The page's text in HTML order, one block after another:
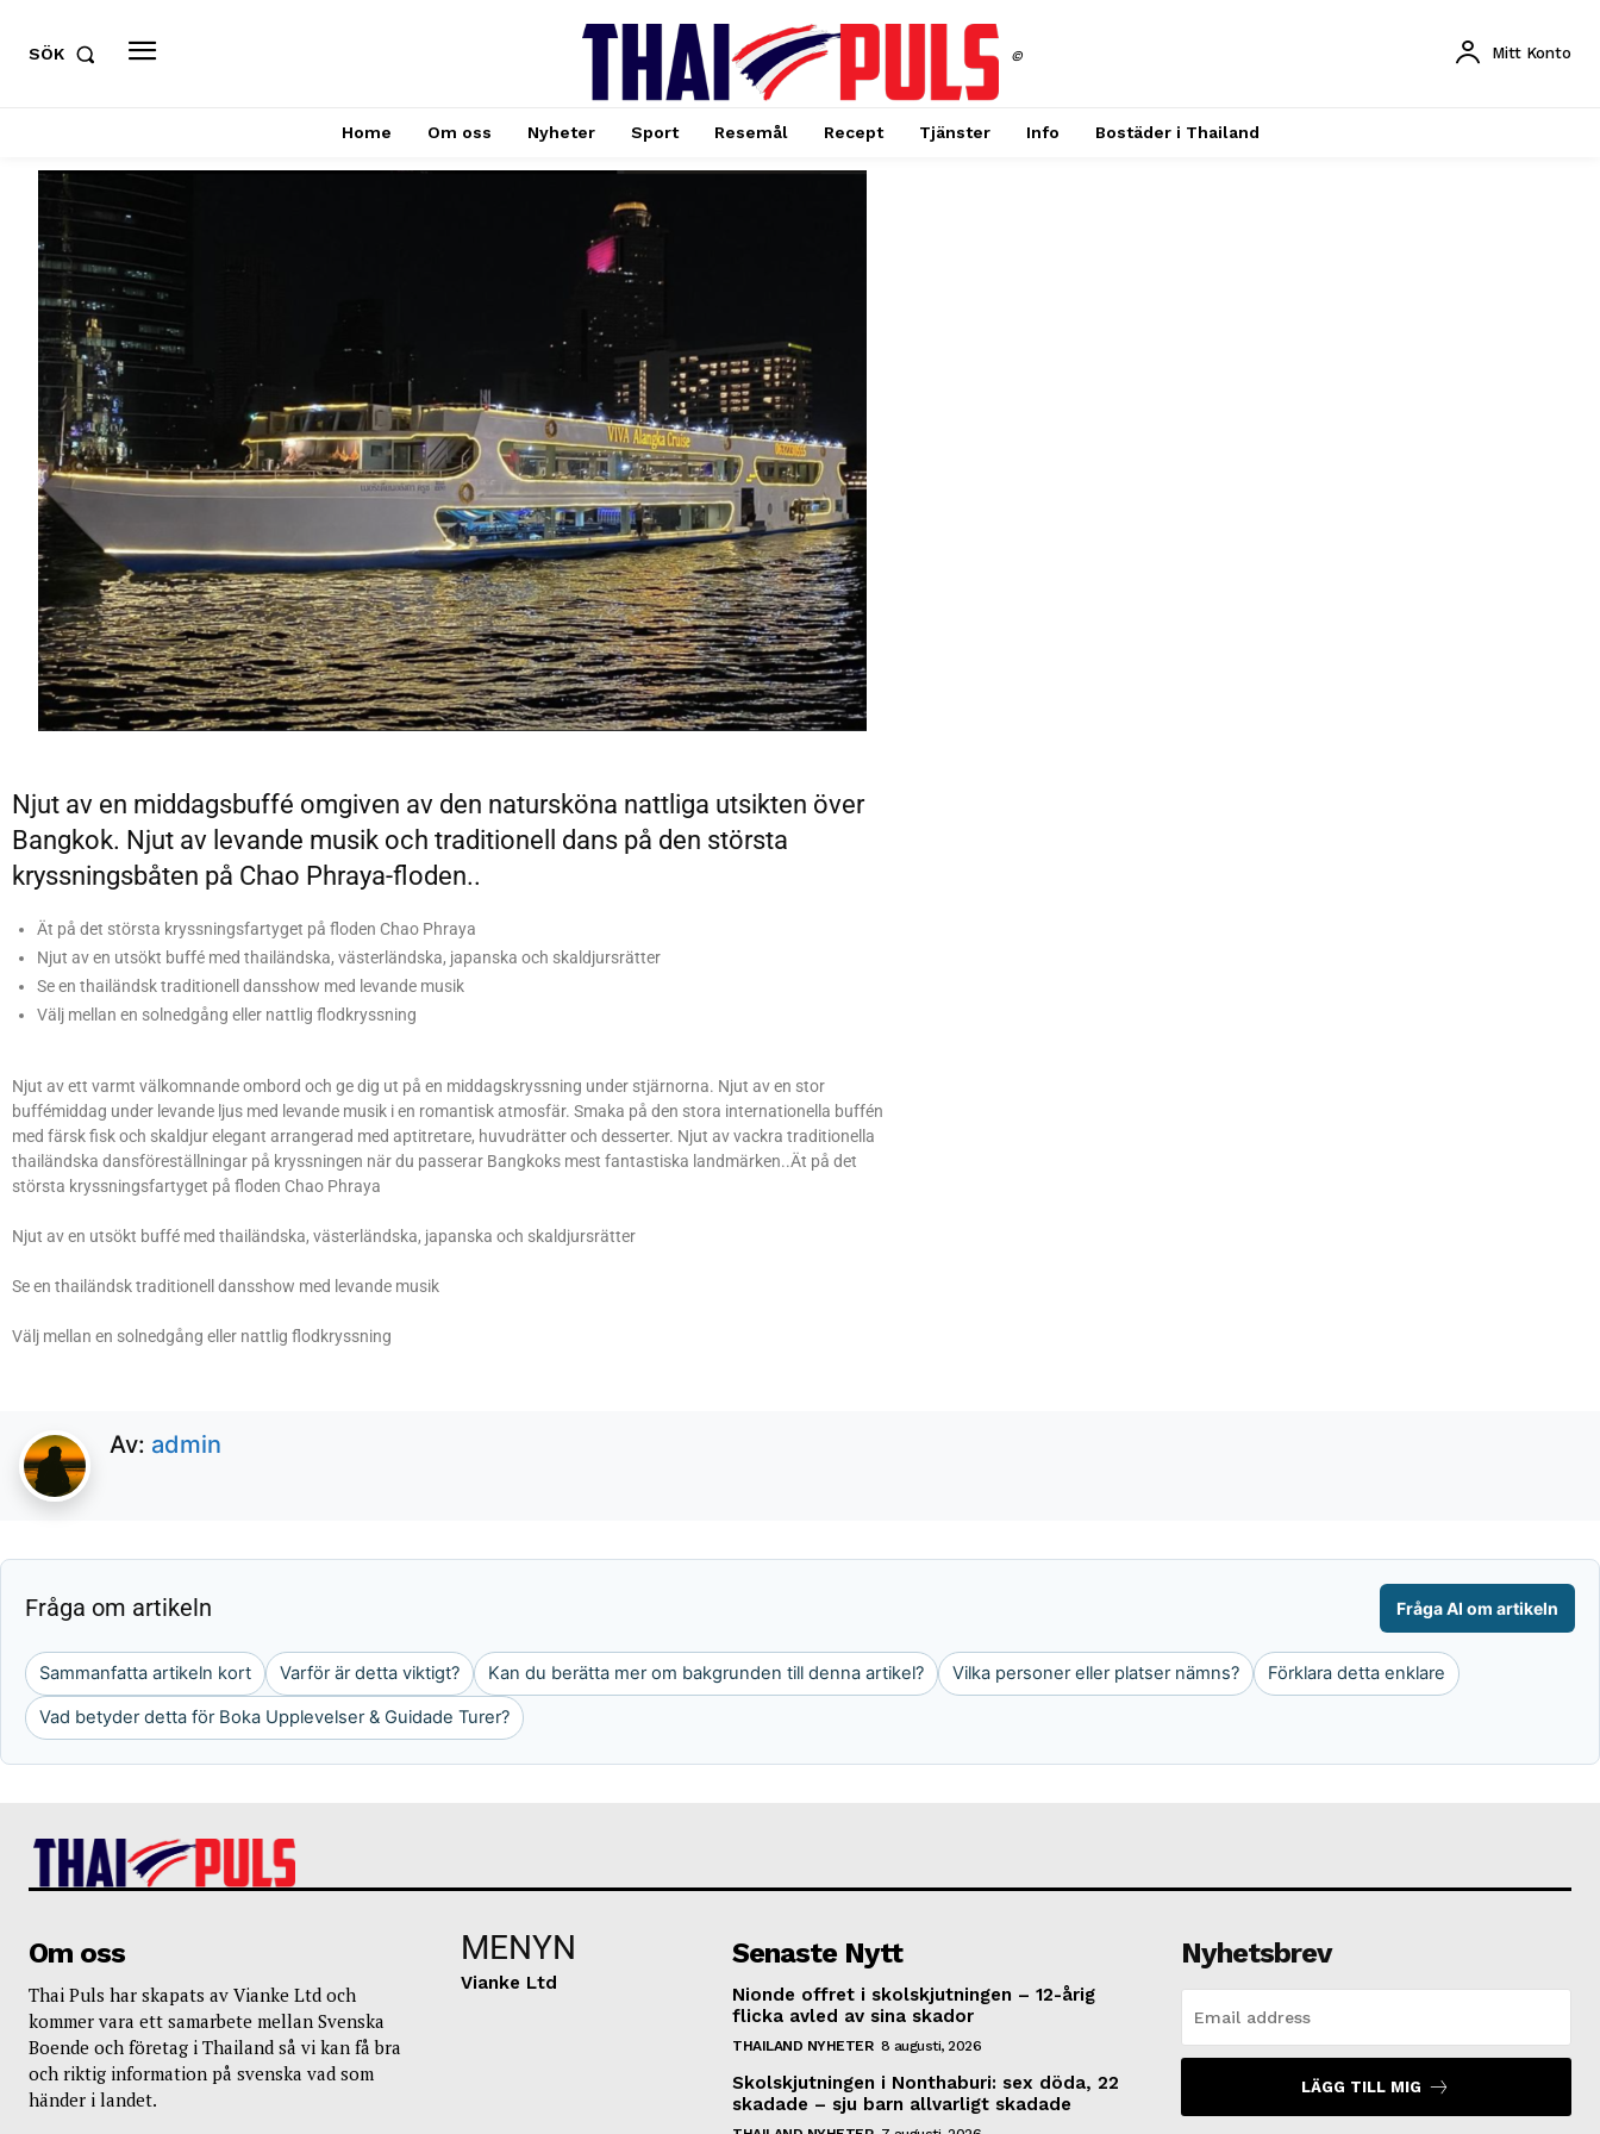
SÖK © Mitt Konto
Home Om oss Nyheter Sport Resemål Recept Tjänster Info Bostäder i Thailand
Njut av en middagsbuffé omgiven av den natursköna nattliga utsikten över
Bangkok. Njut av levande musik och traditionell dans på den största
kryssningsbåten på Chao Phraya-floden..
Ät på det största kryssningsfartyget på floden Chao Phraya
Njut av en utsökt buffé med thailändska, västerländska, japanska och skaldjursrätter
Se en thailändsk traditionell dansshow med levande musik
Välj mellan en solnedgång eller nattlig flodkryssning
Njut av ett varmt välkomnande ombord och ge dig ut på en middagskryssning under stjärnorna. Njut av en stor
buffémiddag under levande ljus med levande musik i en romantisk atmosfär. Smaka på den stora internationella buffén
med färsk fisk och skaldjur elegant arrangerad med aptitretare, huvudrätter och desserter. Njut av vackra traditionella
thailändska dansföreställningar på kryssningen när du passerar Bangkoks mest fantastiska landmärken..Ät på det
största kryssningsfartyget på floden Chao Phraya
Njut av en utsökt buffé med thailändska, västerländska, japanska och skaldjursrätter
Se en thailändsk traditionell dansshow med levande musik
Välj mellan en solnedgång eller nattlig flodkryssning
Av: admin
Fråga om artikeln Fråga AI om artikeln
Sammanfatta artikeln kort Varför är detta viktigt? Kan du berätta mer om bakgrunden till denna artikel? Vilka personer eller platser nämns? Förklara detta enklare
Vad betyder detta för Boka Upplevelser & Guidade Turer?
Om oss
Thai Puls har skapats av Vianke Ltd och
kommer vara ett samarbete mellan Svenska
Boende och företag i Thailand så vi kan få bra
och riktig information på svenska vad som
händer i landet.
MENYN
Vianke Ltd
Senaste Nytt
Nionde offret i skolskjutningen – 12-årig
flicka avled av sina skador
THAILAND NYHETER 8 augusti, 2026
Skolskjutningen i Nonthaburi: sex döda, 22
skadade – sju barn allvarligt skadade
Nyhetsbrev
LÄGG TILL MIG